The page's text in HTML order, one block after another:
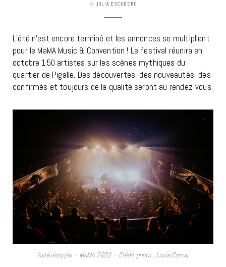
by JULIA ESCUDERO
L’été n’est encore terminé et les annonces se multiplient
pour le MaMA Music & Convention ! Le festival réunira en
octobre 150 artistes sur les scènes mythiques du
quartier de Pigalle. Des découvertes, des nouveautés, des
confirmés et toujours de la qualité seront au rendez-vous.
Astéréotypie – MaMA 2022 – Crédit photo : Louis Comar